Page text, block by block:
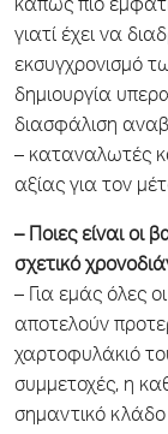
κάπως πιο
γιατί έχει να
εκσυγχρονισμό
δημιουργία
διασφάλιση
– καταναλωτές
αξίας για τον
– Ποιες είναι οι
σχετικό
– Για εμάς όλες
αποτελούν
χαρτοφυλάκιό
συμμετοχές, η
σημαντικό κλάδο